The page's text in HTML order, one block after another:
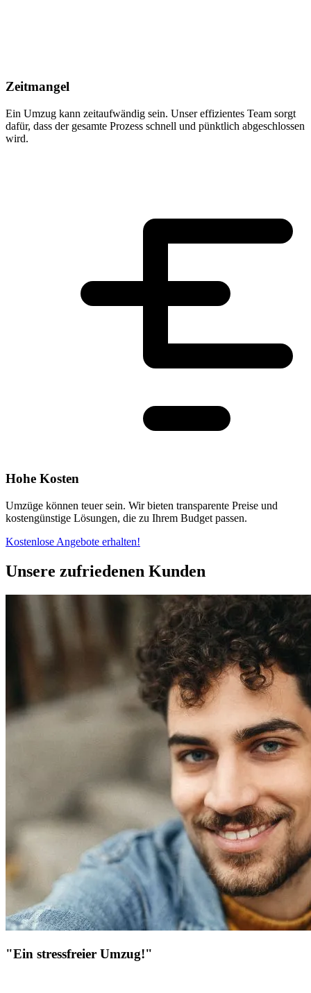
Zeitmangel
Ein Umzug kann zeitaufwändig sein. Unser effizientes Team sorgt
dafür, dass der gesamte Prozess schnell und pünktlich abgeschlossen
wird.
Hohe Kosten
Umzüge können teuer sein. Wir bieten transparente Preise und
kostengünstige Lösungen, die zu Ihrem Budget passen.
Kostenlose Angebote erhalten!
Unsere zufriedenen Kunden
"Ein stressfreier Umzug!"